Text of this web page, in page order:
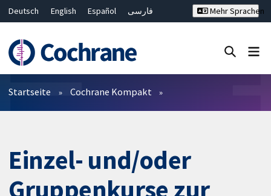
Deutsch English Español
فارسی
Bahasa Malaysia
ไทย
繁體中文
简体中文
Mehr Sprachen
Filter
Startseite Cochrane Kompakt
Einzel- und/oder